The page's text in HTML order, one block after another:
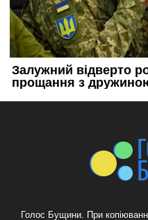
Голос Бущини. При